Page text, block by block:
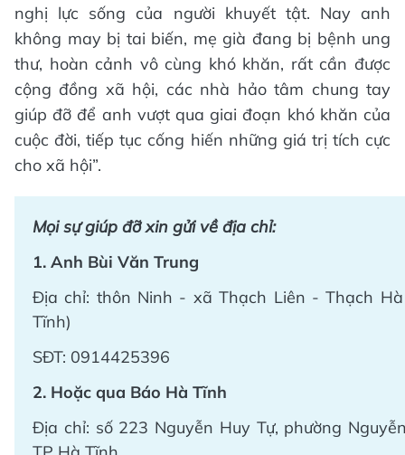
nghị lực sống của người khuyết tật. Nay anh
không may bị tai biến, mẹ già đang bị bệnh ung
thư, hoàn cảnh vô cùng khó khăn, rất cần được
cộng đồng xã hội, các nhà hảo tâm chung tay
giúp đỡ để anh vượt qua giai đoạn khó khăn của
cuộc đời, tiếp tục cống hiến những giá trị tích cực
cho xã hội”.
Mọi sự giúp đỡ xin gửi về địa chỉ:
1. Anh Bùi Văn Trung
Địa chỉ: thôn Ninh - xã Thạch Liên - Thạch
Tĩnh)
SĐT: 0914425396
2. Hoặc qua Báo Hà Tĩnh
Địa chỉ: số 223 Nguyễn Huy Tự, phường